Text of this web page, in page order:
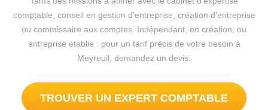
comptable, conseil en gestion d'entreprise, création d'entreprise
ou commissaire aux comptes. Indépendant, en création, ou
entreprise établie : pour un tarif précis de votre besoin à
Meyreuil, demandez un devis.
TROUVER UN EXPERT COMPTABLE